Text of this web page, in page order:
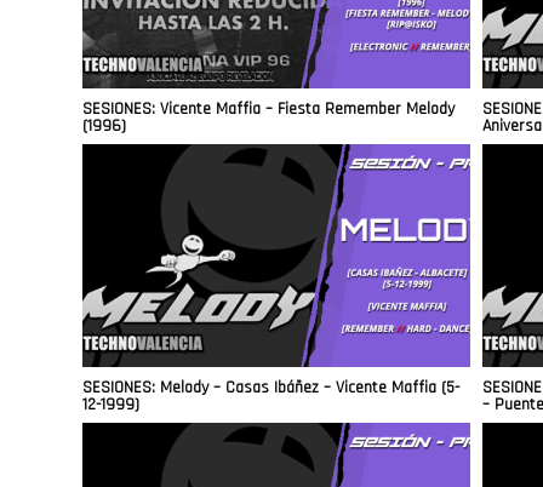
SESIONES: Vicente Maffia – Fiesta Remember Melody
(1996)
SESIONES: Melody – Casas Ibáñez – Vicente Maffia (5-
12-1999) –